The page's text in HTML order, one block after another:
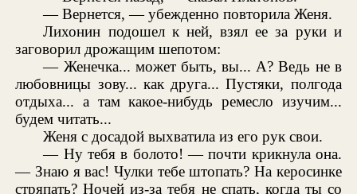
— Вернется, — убежденно повторила Женя.
Лихонин подошел к ней, взял ее за руки и
заговорил дрожащим шепотом:
— Женечка... может быть, вы... А? Ведь не в
любовницы зову... как друга... Пустяки, полгода
отдыха... а там какое-нибудь ремесло изучим...
будем читать...
Женя с досадой выхватила из его рук свои.
— Ну тебя в болото! — почти крикнула она.
— Знаю я вас! Чулки тебе штопать? На керосинке
стряпать? Ночей из-за тебя не спать, когда ты со